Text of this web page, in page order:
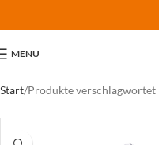
MENU
Start Produkte verschlagwortet